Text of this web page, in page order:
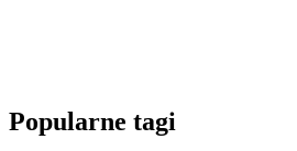
Popularne tagi